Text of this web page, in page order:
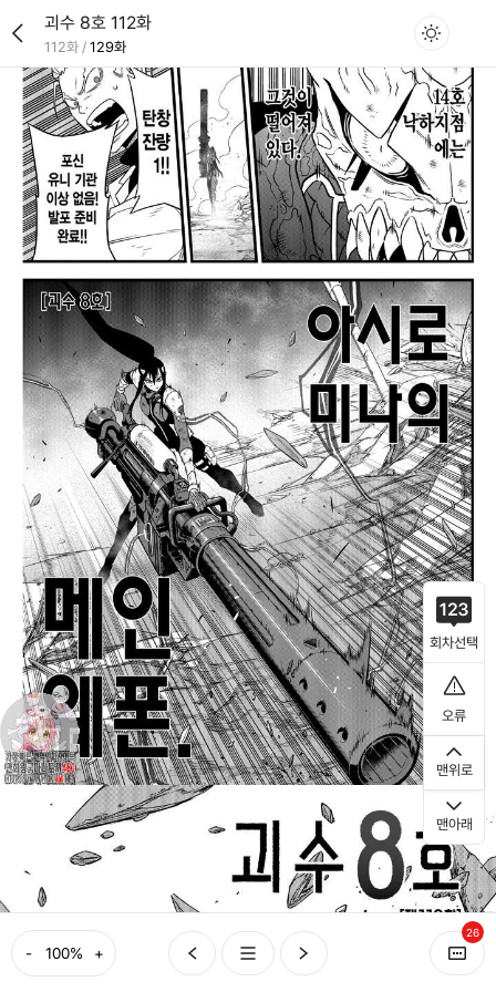
괴수 8호 112화
112화 / 129화
- +
26
회차선택
오류
맨위로
맨아래